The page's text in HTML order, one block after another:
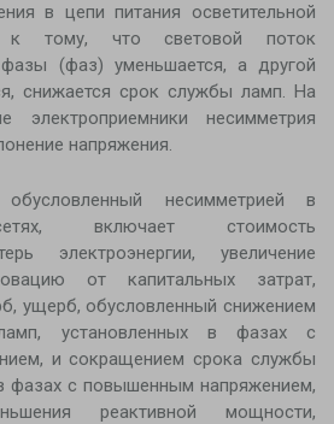
в цепи питания осветительной
к тому, что световой поток
(фаз) уменьшается, а другой
снижается срок службы ламп. На
несимметрия
напряжения.
несимметрией в
включает стоимость
электроэнергии, увеличение
от капитальных затрат,
ущерб, обусловленный снижением
установленных в фазах с
и сокращением срока службы
фазах с повышенным напряжением,
реактивной мощности,